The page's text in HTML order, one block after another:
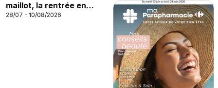
maillot, la rentrée en
grands carreaux
28/07 - 10/08/2026